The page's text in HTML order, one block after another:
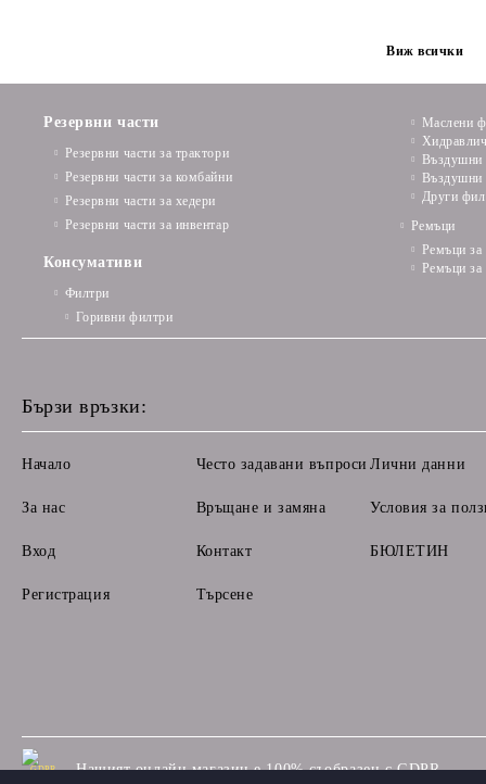
Виж всички
Резервни части
Резервни части за трактори
Резервни части за комбайни
Резервни части за хедери
Резервни части за инвентар
Консумативи
Филтри
Горивни филтри
Маслени
Въздушни
Въздушни
Други
Ремъци
Ремъци за
Ремъци
Бързи връзки:
Начало
За нас
Вход
Регистрация
Често задавани въпроси
Връщане и замяна
Контакт
Търсене
Лични данни
Условия за
БЮЛЕТИН
GDPR Нашият онлайн магазин е 100% съобразен с GDPR.